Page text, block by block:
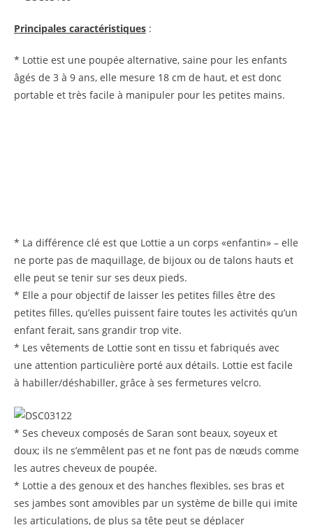
Principales caractéristiques :
* Lottie est une poupée alternative, saine pour les enfants
âgés de 3 à 9 ans, elle mesure 18 cm de haut, et est donc
portable et très facile à manipuler pour les petites mains.
* La différence clé est que Lottie a un corps «enfantin» – elle
ne porte pas de maquillage, de bijoux ou de talons hauts et
elle peut se tenir sur ses deux pieds.
* Elle a pour objectif de laisser les petites filles être des
petites filles, qu’elles puissent faire toutes les activités qu’un
enfant ferait, sans grandir trop vite.
* Les vêtements de Lottie sont en tissu et fabriqués avec
une attention particulière porté aux détails. Lottie est facile
à habiller/déshabiller, grâce à ses fermetures velcro.
* Ses cheveux composés de Saran sont beaux, soyeux et
doux; ils ne s’emmêlent pas et ne font pas de nœuds comme
les autres cheveux de poupée.
* Lottie a des genoux et des hanches flexibles, ses bras et
ses jambes sont amovibles par un système de bille qui imite
les articulations, de plus sa tête peut se déplacer